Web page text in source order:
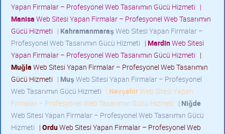
Yapan Firmalar – Profesyonel Web Tasarımın Gücü Hizmeti |
Manisa Web Sitesi Yapan Firmalar – Profesyonel Web Tasarımın
Gücü Hizmeti | Kahramanmaraş Web Sitesi Yapan Firmalar –
Profesyonel Web Tasarımın Gücü Hizmeti | MardinWeb Sitesi
Yapan Firmalar – Profesyonel Web Tasarımın Gücü Hizmeti |
Muğla Web Sitesi Yapan Firmalar – Profesyonel Web Tasarımın
Gücü Hizmeti | Muş Web Sitesi Yapan Firmalar – Profesyonel
Web Tasarımın Gücü Hizmeti | NevşehirWeb Sitesi Yapan
Firmalar – Profesyonel Web Tasarımın Gücü Hizmeti | Niğde
Web Sitesi Yapan Firmalar – Profesyonel Web Tasarımın Gücü
Hizmeti | OrduWeb Sitesi Yapan Firmalar – Profesyonel Web